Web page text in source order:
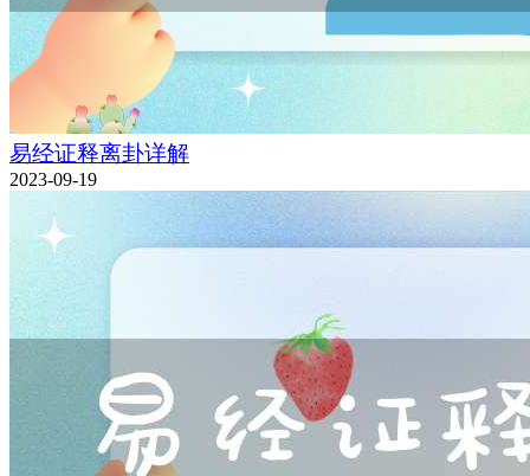
易经证释离卦详解
2023-09-19